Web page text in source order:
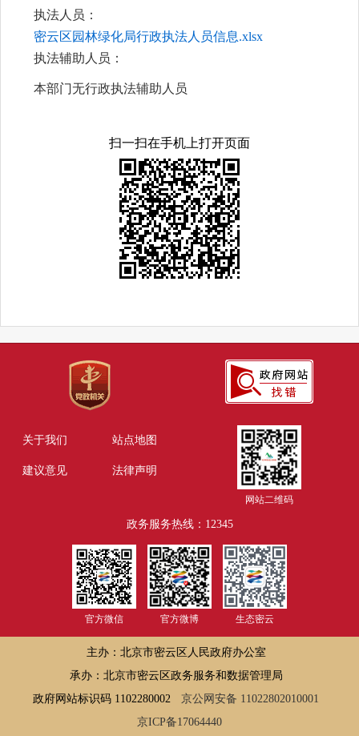
执法人员：
密云区园林绿化局行政执法人员信息.xlsx
执法辅助人员：
本部门无行政执法辅助人员
扫一扫在手机上打开页面
关于我们 站点地图
建议意见 法律声明
网站二维码
政务服务热线：12345
官方微信 官方微博 生态密云
主办：北京市密云区人民政府办公室
承办：北京市密云区政务服务和数据管理局
政府网站标识码 1102280002
京公网安备 11022802010001
京ICP备17064440